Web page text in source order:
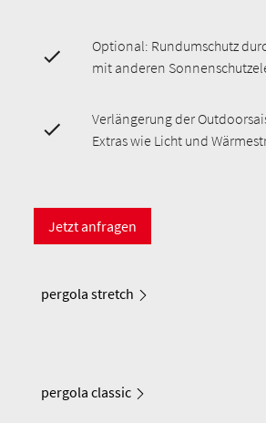
Optional: Rundumschutz
mit anderen
Verlängerung der
Extras wie Licht und
Jetzt anfragen
pergola stretch
pergola classic